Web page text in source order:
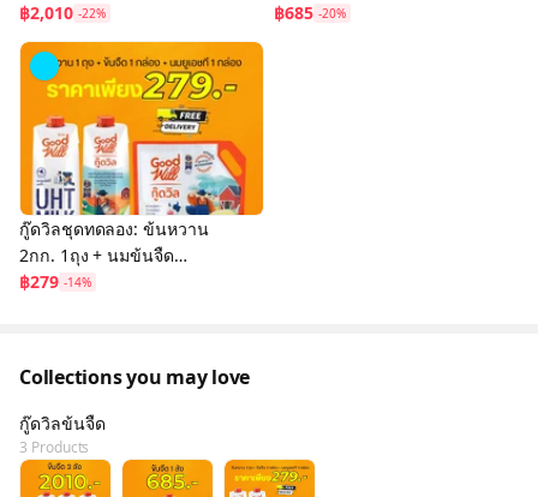
36 กล่อง
฿2,010 -22%
12 กล่อง (นมตีฟอง)
฿685 -20%
กู๊ดวิลชุดทดลอง: ข้นหวาน
2กก. 1ถุง + นมข้นจืด
1000มล. 1กล่อง + นมยูเอช
฿279 -14%
Collections you may love
กู๊ดวิลข้นจืด
3 Products